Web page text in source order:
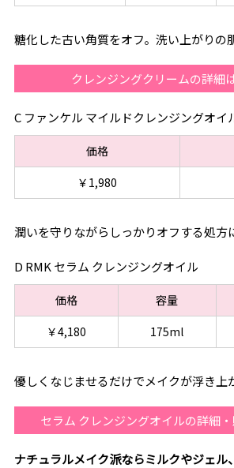
糖化した古い角質をオフ。洗い上がりの
クレンジングクリームの詳細
C ファンケル マイルドクレンジングオイ
価格
￥1,980
潤いを守りながらしっかりオフする処方
D RMK セラム クレンジングオイル
価格 容量
￥4,180
175ml
優しくなじませるだけでメイクが浮き上
セラム クレンジングオイルの詳細
ナチュラルメイク派ならミルクやジェル